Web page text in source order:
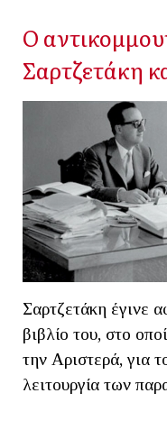
Ο
Σαρτζετάκη
Σαρτζετάκη έγινε
βιβλίο του, στο
την Αριστερά, για
λειτουργία των